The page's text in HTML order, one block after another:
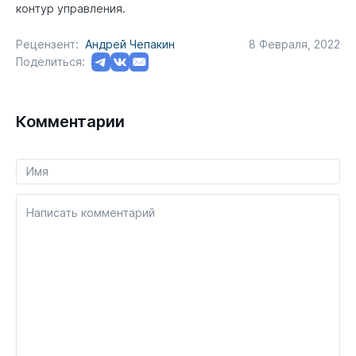
контур управления.
Рецензент: Андрей Чепакин
8 Февраля, 2022
Поделиться:
Комментарии
Написать комментарий